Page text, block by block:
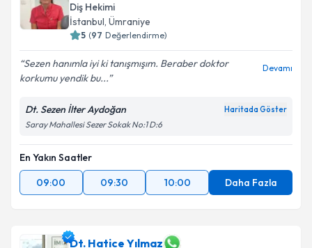
Diş Hekimi
İstanbul, Ümraniye
5 (97 Değerlendirme)
Sezen hanımla iyi ki tanışmışım. Beraber doktor
korkumu yendik bu...
Devamı
Dt. Sezen İlter Aydoğan Haritada Göster
Saray Mahallesi Sezer Sokak No:1 D:6
En Yakın Saatler
09:00
09:30 10:00 Daha Fazla
Dt. Hatice Yılmaz